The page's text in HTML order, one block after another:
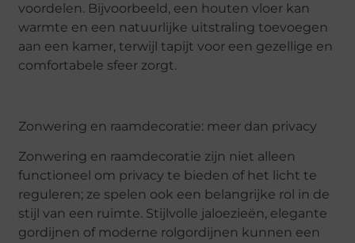
voordelen. Bijvoorbeeld, een houten vloer kan
warmte en een natuurlijke uitstraling toevoegen
aan een kamer, terwijl tapijt voor een gezellige en
comfortabele sfeer zorgt.
Zonwering en raamdecoratie: meer dan privacy
Zonwering en raamdecoratie zijn niet alleen
functioneel om privacy te bieden of het licht te
reguleren; ze spelen ook een belangrijke rol in de
stijl van een ruimte. Stijlvolle jaloezieën, elegante
gordijnen of moderne rolgordijnen kunnen een